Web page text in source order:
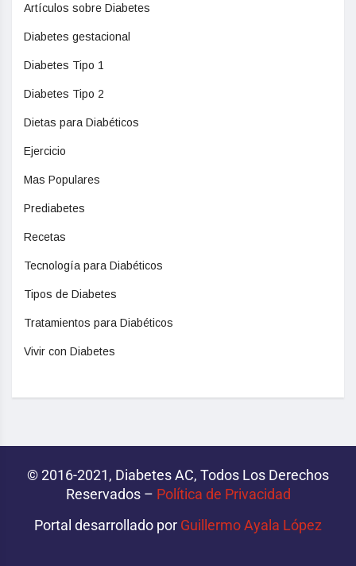
Artículos sobre Diabetes
Diabetes gestacional
Diabetes Tipo 1
Diabetes Tipo 2
Dietas para Diabéticos
Ejercicio
Mas Populares
Prediabetes
Recetas
Tecnología para Diabéticos
Tipos de Diabetes
Tratamientos para Diabéticos
Vivir con Diabetes
© 2016-2021, Diabetes AC, Todos Los Derechos
Reservados – Política de Privacidad‌­
Portal desarrollado por Guillermo Ayala López